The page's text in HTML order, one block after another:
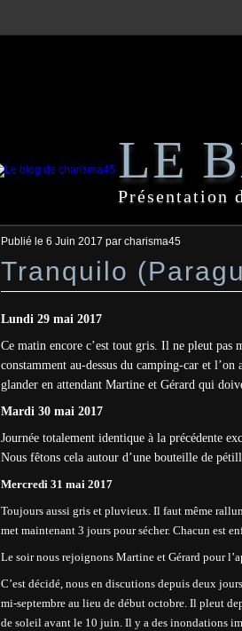
LE
Présentation
Publié le 6 Juin 2017 par charisma45
Tranquilo
Lundi 29 mai 2017
Ce matin encore c’est tout gris. Il ne pleut pas
constamment au-dessus du camping-car et
glander en attendant Martine et Gérard qui
Mardi 30 mai 2017
Journée totalement identique à la précédente
Nous fêtons cela autour d’une bouteille de
Mercredi 31 mai 2017
Toujours aussi gris et pluvieux. Il faut même
met maintenant 3 jours pour sécher. Chacun est
Le soir nous rejoignons Martine et Gérard pour
C’est décidé, nous en discutions depuis deux
mi-septembre au lieu de début octobre. Il pleut
de soleil avant le 10 juin. Il y a des inondations